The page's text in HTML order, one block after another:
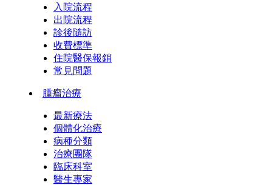
入院流程
出院流程
診後隨訪
收費標準
住院醫保報銷
常見問題
腫瘤治療
最新療法
個體化治療
病種分類
治療團隊
臨床科室
醫生專家